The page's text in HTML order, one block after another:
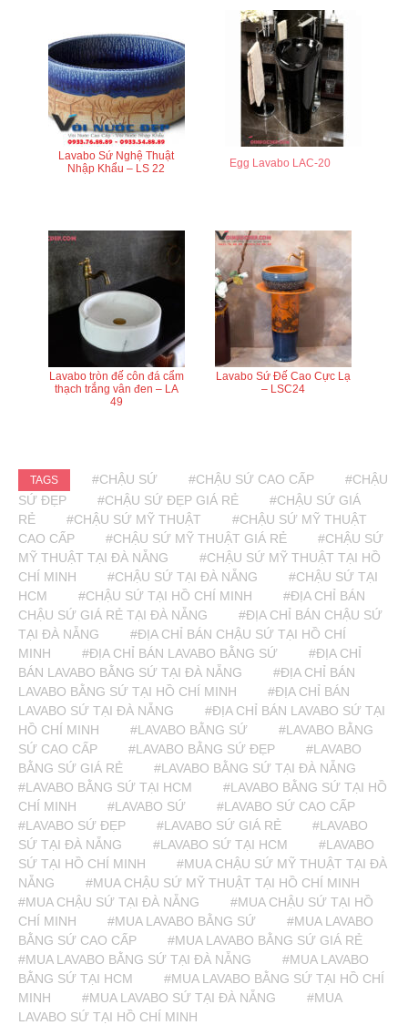
Lavabo Sứ Nghệ Thuật
Nhập Khẩu – LS 22
Egg Lavabo LAC-20
Lavabo tròn đế côn đá cẩm
thạch trắng vân đen – LA
49
Lavabo Sứ Đế Cao Cực Lạ
– LSC24
TAGS #CHẬU SỨ #CHẬU SỨ CAO CẤP
#CHẬU
SỨ ĐẸP
#CHẬU SỨ ĐẸP GIÁ RẺ
#CHẬU SỨ GIÁ
RẺ
#CHẬU SỨ MỸ THUẬT
#CHẬU SỨ MỸ THUẬT
CAO CẤP
#CHẬU SỨ MỸ THUẬT GIÁ RẺ
#CHẬU SỨ
MỸ THUẬT TẠI ĐÀ NẴNG
#CHẬU SỨ MỸ THUẬT TẠI HỒ
CHÍ MINH
#CHẬU SỨ TẠI ĐÀ NẴNG
#CHẬU SỨ TẠI
HCM
#CHẬU SỨ TẠI HỒ CHÍ MINH
#ĐỊA CHỈ BÁN
CHẬU SỨ GIÁ RẺ TẠI ĐÀ NẴNG
#ĐỊA CHỈ BÁN CHẬU SỨ
TẠI ĐÀ NẴNG
#ĐỊA CHỈ BÁN CHẬU SỨ TẠI HỒ CHÍ
MINH
#ĐỊA CHỈ BÁN LAVABO BẰNG SỨ
#ĐỊA CHỈ
BÁN LAVABO BẰNG SỨ TẠI ĐÀ NẴNG
#ĐỊA CHỈ BÁN
LAVABO BẰNG SỨ TẠI HỒ CHÍ MINH
#ĐỊA CHỈ BÁN
LAVABO SỨ TẠI ĐÀ NẴNG
#ĐỊA CHỈ BÁN LAVABO SỨ TẠI
HỒ CHÍ MINH
#LAVABO BẰNG SỨ
#LAVABO BẰNG
SỨ CAO CẤP
#LAVABO BẰNG SỨ ĐẸP
#LAVABO
BẰNG SỨ GIÁ RẺ
#LAVABO BẰNG SỨ TẠI ĐÀ NẴNG
#LAVABO BẰNG SỨ TẠI HCM
#LAVABO BẰNG SỨ TẠI HỒ
CHÍ MINH
#LAVABO SỨ
#LAVABO SỨ CAO CẤP
#LAVABO SỨ ĐẸP
#LAVABO SỨ GIÁ RẺ
#LAVABO
SỨ TẠI ĐÀ NẴNG
#LAVABO SỨ TẠI HCM
#LAVABO
SỨ TẠI HỒ CHÍ MINH
#MUA CHẬU SỨ MỸ THUẬT TẠI ĐÀ
NẴNG
#MUA CHẬU SỨ MỸ THUẬT TẠI HỒ CHÍ MINH
#MUA CHẬU SỨ TẠI ĐÀ NẴNG
#MUA CHẬU SỨ TẠI HỒ
CHÍ MINH
#MUA LAVABO BẰNG SỨ
#MUA LAVABO
BẰNG SỨ CAO CẤP
#MUA LAVABO BẰNG SỨ GIÁ RẺ
#MUA LAVABO BẰNG SỨ TẠI ĐÀ NẴNG
#MUA LAVABO
BẰNG SỨ TẠI HCM
#MUA LAVABO BẰNG SỨ TẠI HỒ CHÍ
MINH
#MUA LAVABO SỨ TẠI ĐÀ NẴNG
#MUA
LAVABO SỨ TẠI HỒ CHÍ MINH